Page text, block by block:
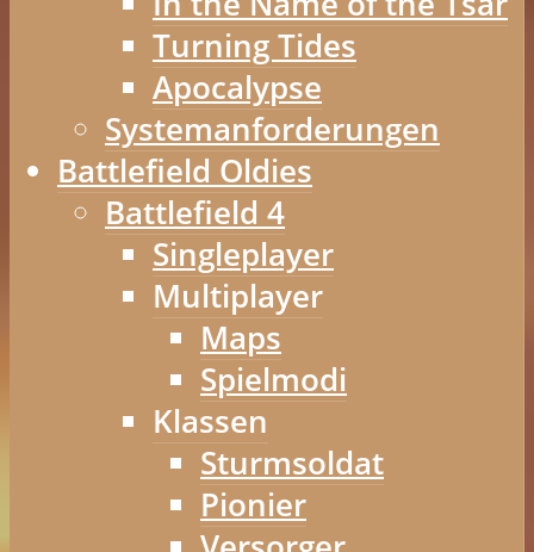
Turning Tides
Apocalypse
Systemanforderungen
Battlefield Oldies
Battlefield 4
Singleplayer
Multiplayer
Maps
Spielmodi
Klassen
Sturmsoldat
Pionier